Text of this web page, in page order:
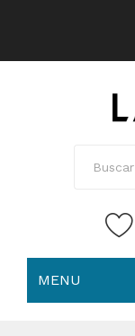
MENU